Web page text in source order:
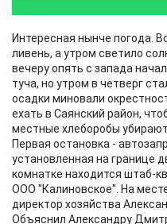
Интересная нынче погода.
ливень, а утром светило
вечеру опять с запада
туча, но утром в четверг
осадки миновали
ехать в Саянский район,
местные хлеборобы
Первая остановка -
установленная на границе
комнатке находится штаб-
ООО "Калиновское". На
директор хозяйства
Объяснил Александру